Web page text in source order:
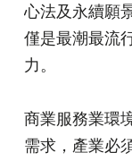
心法及永續願
僅是最潮最流
力。
商業服務業環
需求，產業必